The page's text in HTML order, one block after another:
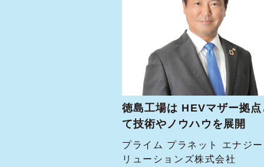
徳島工場は HEVマザー拠点
て技術やノウハウを展開
プライム プラネット エナジ
リューションズ株式会社